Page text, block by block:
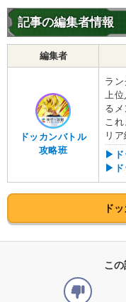
記事の編集者情報
編集者
ドッカンバトル
攻略班
ラ
上位
るメ
こ
リ
▶ド
▶ド
ド
この